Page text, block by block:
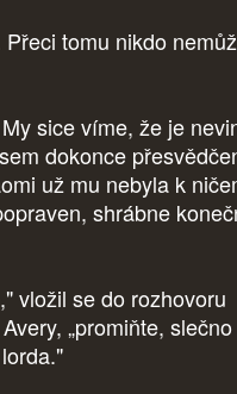
tomu nikdo
sice víme, že je
dokonce
už mu nebyla k
shrábne
vložil se do rozhovoru
„promiňte, slečno